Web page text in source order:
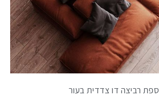
ספת רביצה דו צדדית בעור